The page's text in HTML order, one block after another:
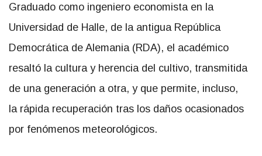
Graduado como ingeniero economista en la
Universidad de Halle, de la antigua República
Democrática de Alemania (RDA), el académico
resaltó la cultura y herencia del cultivo, transmitida
de una generación a otra, y que permite, incluso,
la rápida recuperación tras los daños ocasionados
por fenómenos meteorológicos.